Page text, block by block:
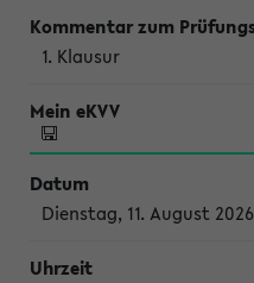
1. Klausur
Dienstag, 11. August 2026